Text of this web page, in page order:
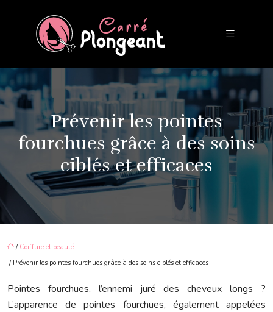
Prévenir les pointes
fourchues grâce à des soins
ciblés et efficaces
/ Coiffure et beauté
/ Prévenir les pointes fourchues grâce à des soins ciblés et efficaces
Pointes fourchues, l’ennemi juré des cheveux longs ?
L’apparence de pointes fourchues, également appelées